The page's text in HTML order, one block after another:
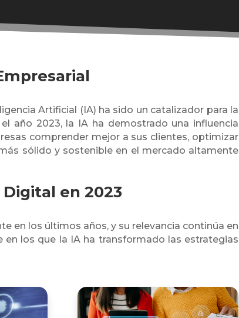
Artificial (IA) ha sido un catalizador para la
año 2023, la IA ha demostrado una influencia
comprender mejor a sus clientes, optimizar
sólido y sostenible en el mercado altamente
en 2023
en los últimos años, y su relevancia continúa en
los que la IA ha transformado las estrategias